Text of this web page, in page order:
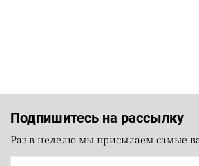
Подпишитесь на рассылку
Раз в неделю мы присылаем самые